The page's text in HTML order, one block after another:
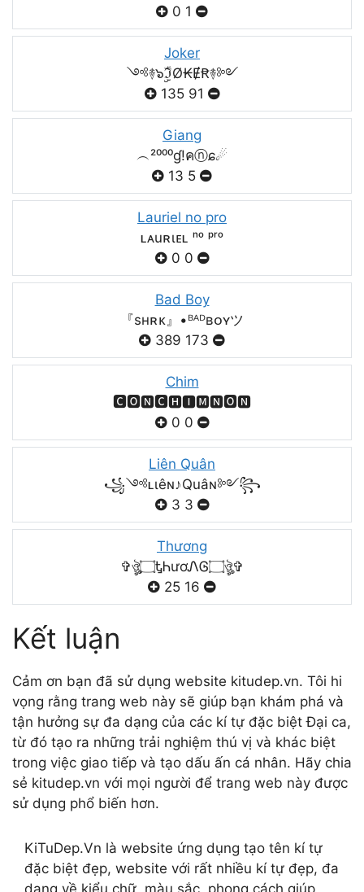
0 1
Joker
༺࿈๖ۣۣۜℑØ₭ɆꞦ࿈༻
135 91
Giang
︵²⁰⁰⁰ɠ!คⓝɕ☄
13 5
Lauriel no pro
ʟᴀuʀιᴇʟ ⁿᵒ ᵖʳᵒ
0 0
Bad Boy
『sʜʀᴋ』•ᴮᴬᴰʙᴏʏツ
389 173
Chim
🅲🅾🅽🅲🅷🅸🅼🅽🅾🅽
0 0
Liên Quân
꧁༺ʟιêɴ♪Quâɴ༻꧂
3 3
Thương
✞ঔৣ۝ᎿᏂươᏁᎶ۝ঔৣ✞
25 16
Kết luận
Cảm ơn bạn đã sử dụng website kitudep.vn. Tôi hi
vọng rằng trang web này sẽ giúp bạn khám phá và
tận hưởng sự đa dạng của các kí tự đặc biệt Đại ca,
từ đó tạo ra những trải nghiệm thú vị và khác biệt
trong việc giao tiếp và tạo dấu ấn cá nhân. Hãy chia
sẻ kitudep.vn với mọi người để trang web này được
sử dụng phổ biến hơn.
KiTuDep.Vn là website ứng dụng tạo tên kí tự
đặc biệt đẹp, website với rất nhiều kí tự đẹp, đa
dạng về kiểu chữ, màu sắc, phong cách giúp